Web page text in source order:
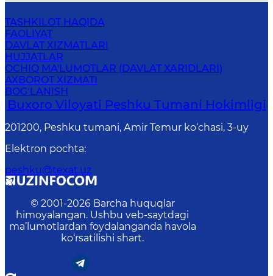
TASHKILOT HAQIDA
FAOLIYAT
DAVLAT XIZMATLARI
HUJJATLAR
OCHIQ MA'LUMOTLAR (DAVLAT XARIDLARI)
AXBOROT XIZMATI
BOG‘LANISH
Buxoro Viloyati Peshku Tumani Hokimligi
201200, Peshku tumani, Аmir Temur ko‘chasi, 3-uy
Elektron pochta:
peshku@texat.uz
© 2001-2026 Barcha huquqlar
himoyalangan. Ushbu veb-saytdagi
ma’lumotlardan foydalanganda havola
ko‘rsatilishi shart.